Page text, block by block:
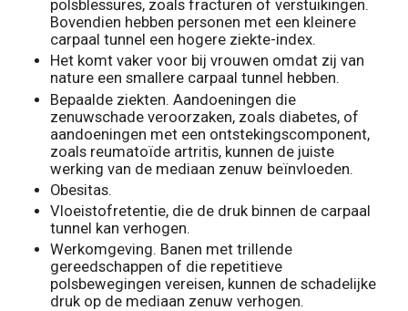
polsblessures, zoals fracturen of verstuikingen.
Bovendien hebben personen met een kleinere
carpaal tunnel een hogere ziekte-index.
Het komt vaker voor bij vrouwen omdat zij van
nature een smallere carpaal tunnel hebben.
Bepaalde ziekten. Aandoeningen die
zenuwschade veroorzaken, zoals diabetes, of
aandoeningen met een ontstekingscomponent,
zoals reumatoïde artritis, kunnen de juiste
werking van de mediaan zenuw beïnvloeden.
Obesitas.
Vloeistofretentie, die de druk binnen de carpaal
tunnel kan verhogen.
Werkomgeving. Banen met trillende
gereedschappen of die repetitieve
polsbewegingen vereisen, kunnen de schadelijke
druk op de mediaan zenuw verhogen.